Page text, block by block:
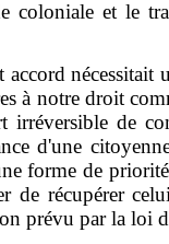
coloniale et le
accord
à notre droit
irréversible de
d'une
forme de
de récupérer
prévu par la loi